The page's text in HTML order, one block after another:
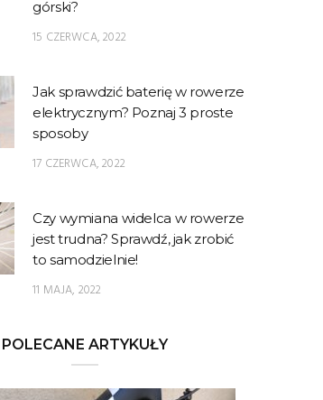
górski?
15 CZERWCA, 2022
Jak sprawdzić baterię w rowerze
elektrycznym? Poznaj 3 proste
sposoby
17 CZERWCA, 2022
Czy wymiana widelca w rowerze
jest trudna? Sprawdź, jak zrobić
to samodzielnie!
11 MAJA, 2022
POLECANE ARTYKUŁY